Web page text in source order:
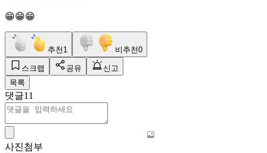
😁😁😁
추천 1 비추천0
스크랩 공유
신고
목록
댓글11
사진첨부